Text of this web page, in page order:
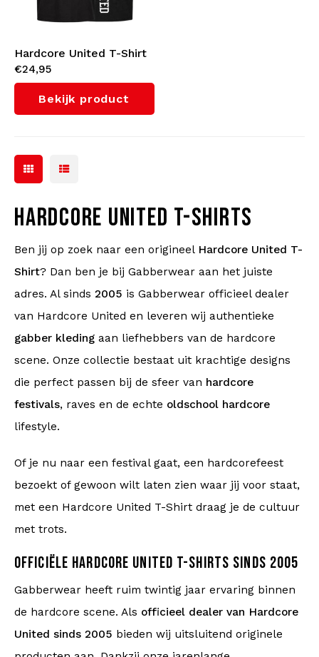
Hardcore United T-Shirt
'Classic United' (Black)
€24,95
Bekijk product
HARDCORE UNITED T-SHIRTS
Ben jij op zoek naar een origineel Hardcore United T-
Shirt? Dan ben je bij Gabberwear aan het juiste
adres. Al sinds 2005 is Gabberwear officieel dealer
van Hardcore United en leveren wij authentieke
gabber kleding aan liefhebbers van de hardcore
scene. Onze collectie bestaat uit krachtige designs
die perfect passen bij de sfeer van hardcore
festivals, raves en de echte oldschool hardcore
lifestyle.
Of je nu naar een festival gaat, een hardcorefeest
bezoekt of gewoon wilt laten zien waar jij voor staat,
met een Hardcore United T-Shirt draag je de cultuur
met trots.
OFFICIËLE HARDCORE UNITED T-SHIRTS SINDS 2005
Gabberwear heeft ruim twintig jaar ervaring binnen
de hardcore scene. Als officieel dealer van Hardcore
United sinds 2005 bieden wij uitsluitend originele